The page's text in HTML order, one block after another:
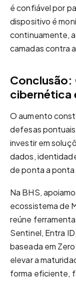
é confiável por
dispositivo é
continuamente,
camadas contra
Conclusão:
cibernética
O aumento
defesas
investir em
dados,
de ponta a ponta.
Na BHS,
ecossistema de
reúne
Sentinel, Entra
baseada em
elevar a
forma eficiente,